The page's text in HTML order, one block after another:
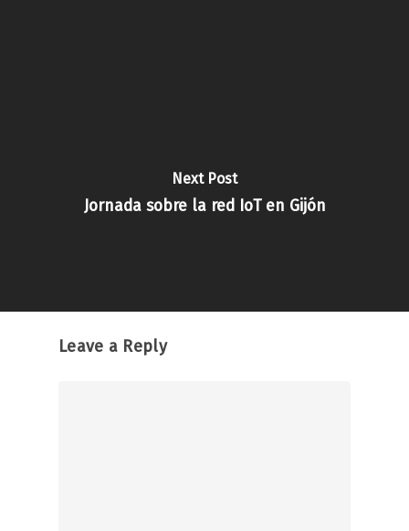
Next Post
Jornada sobre la red IoT en Gijón
Leave a Reply